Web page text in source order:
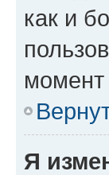
как и
момент
Я